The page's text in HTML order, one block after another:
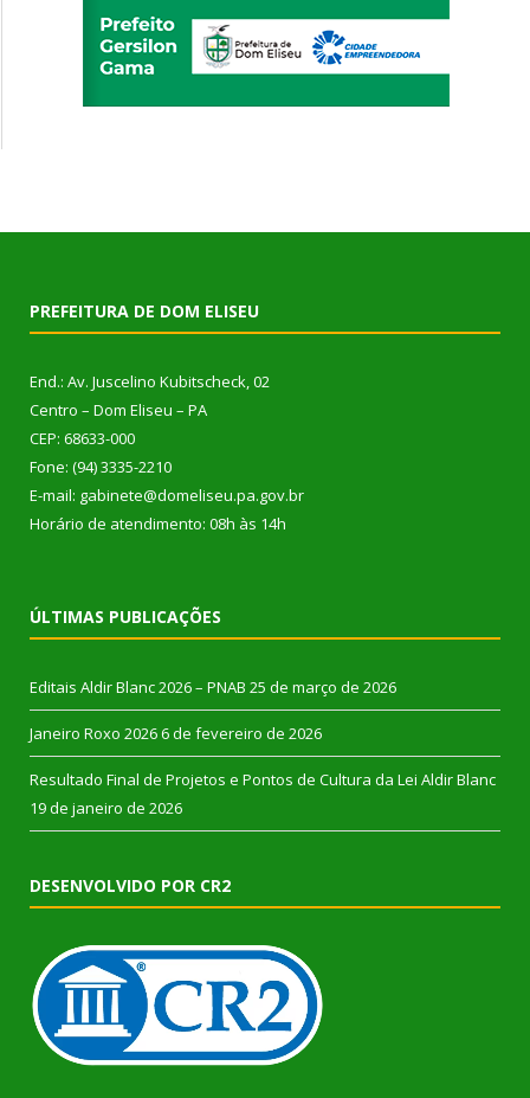
PREFEITURA DE DOM ELISEU
End.: Av. Juscelino Kubitscheck, 02
Centro – Dom Eliseu – PA
CEP: 68633-000
Fone: (94) 3335-2210
E-mail: gabinete@domeliseu.pa.gov.br
Horário de atendimento: 08h às 14h
ÚLTIMAS PUBLICAÇÕES
Editais Aldir Blanc 2026 – PNAB 25 de março de 2026
Janeiro Roxo 2026 6 de fevereiro de 2026
Resultado Final de Projetos e Pontos de Cultura da Lei Aldir Blanc
19 de janeiro de 2026
DESENVOLVIDO POR CR2